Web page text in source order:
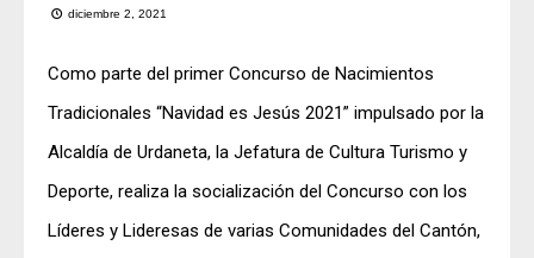
diciembre 2, 2021
Como parte del primer Concurso de Nacimientos
Tradicionales “Navidad es Jesús 2021” impulsado por la
Alcaldía de Urdaneta, la Jefatura de Cultura Turismo y
Deporte, realiza la socialización del Concurso con los
Líderes y Lideresas de varias Comunidades del Cantón,